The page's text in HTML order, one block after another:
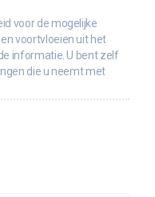
voor de mogelijke
voortvloeien uit het
informatie. U bent zelf
die u neemt met